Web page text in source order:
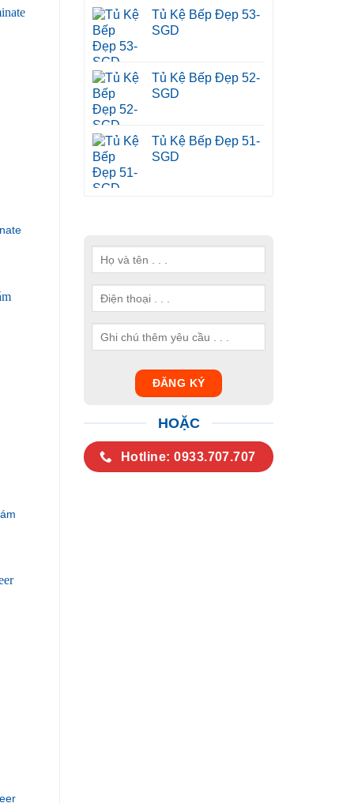
Tủ Kệ Bếp Đẹp 53-
SGD
Tủ Kệ Bếp Đẹp 52-
SGD
Tủ Kệ Bếp Đẹp 51-
SGD
HOẶC
Hotline: 0933.707.707